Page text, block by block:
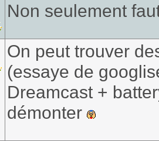
Non seulement
On peut trouver
(essaye de
Dreamcast +
démonter